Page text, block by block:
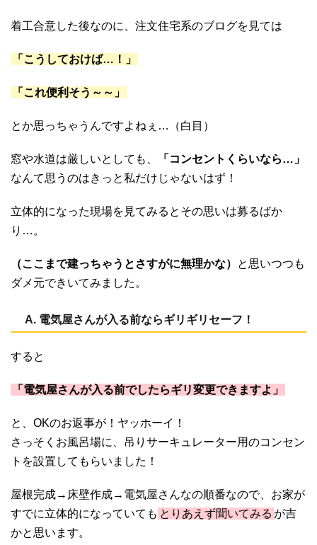
着工合意した後なのに、注文住宅系のブログを見ては
「こうしておけば…！」
「これ便利そう～～」
とか思っちゃうんですよねぇ…（白目）
窓や水道は厳しいとしても、
「コンセントくらいなら…」
なんて思うのはきっと私だけじゃないはず！
立体的になった現場を見てみるとその思いは募るばか
り…。
（ここまで建っちゃうとさすがに無理かな）
と思いつつも
ダメ元できいてみました。
A. 電気屋さんが入る前ならギリギリセーフ！
すると
「電気屋さんが入る前でしたらギリ変更できますよ」
と、OKのお返事が！ヤッホーイ！
さっそくお風呂場に、吊りサーキュレーター用のコンセン
トを設置してもらいました！
屋根完成→床壁作成→電気屋さんなの順番なので、お家が
すでに立体的になっていても とりあえず聞いてみる が吉
かと思います。